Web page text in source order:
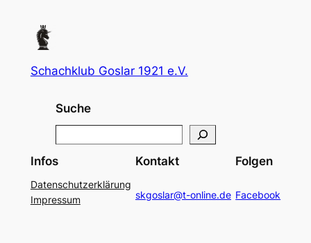
Schachklub Goslar 1921 e.V.
Suche
a
r
c
Infos
Datenschutzerklärung
Impressum
Kontakt
skgoslar@t-online.de
Folgen
Facebook